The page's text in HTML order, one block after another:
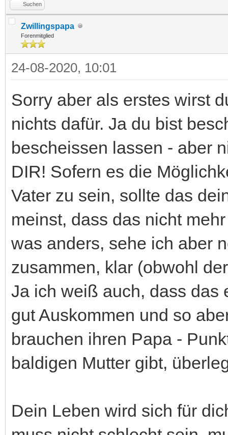
Suchen
Zwillingspapa
Forenmitglied
24-08-2020, 10:01
Sorry aber als erstes wirst
nichts dafür. Ja du bist
bescheissen lassen - aber
DIR! Sofern es die
Vater zu sein, sollte das
meinst, dass das nicht
was anders, sehe ich aber
zusammen, klar (obwohl
Ja ich weiß auch, dass das
gut Auskommen und so
brauchen ihren Papa -
baldigen Mutter gibt,
Dein Leben wird sich für